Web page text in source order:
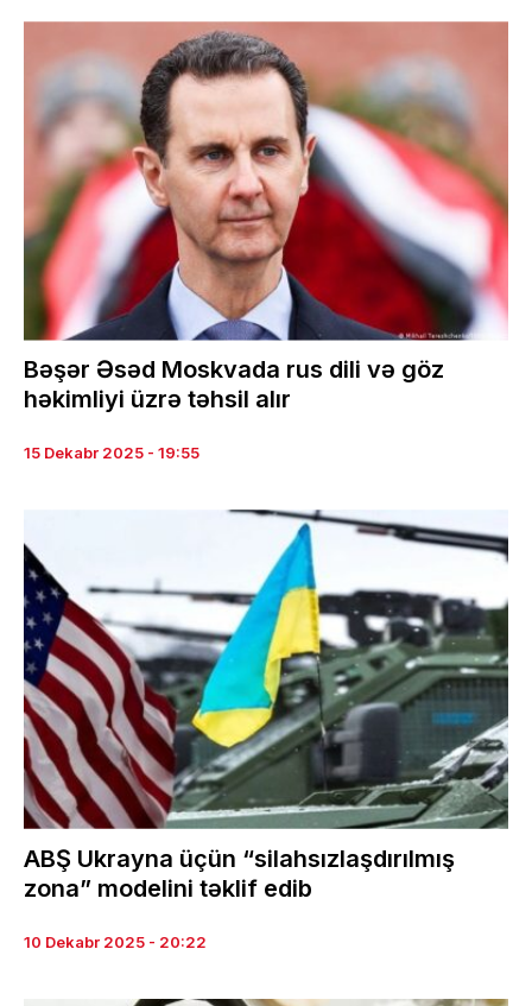
Bəşər Əsəd Moskvada rus dili və göz
həkimliyi üzrə təhsil alır
15 Dekabr 2025 - 19:55
ABŞ Ukrayna üçün “silahsızlaşdırılmış
zona” modelini təklif edib
10 Dekabr 2025 - 20:22